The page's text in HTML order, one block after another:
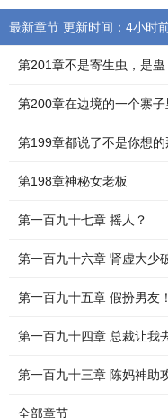
最新章节 更新时间：4小时
第201章不是寄生虫，是蛊
第200章在边境的一个寨
第199章都说了不是你想的
第198章神秘女老板
第一百九十七章 摇人？
第一百九十六章 肾虚大少
第一百九十五章 假扮男友！
第一百九十四章 总裁让我
第一百九十三章 陈妈神助
全部章节